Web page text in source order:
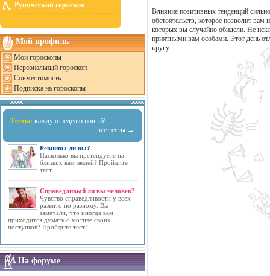
Рунический гороскоп
Мой профиль
Мои гороскопы
Персональный гороскоп
Совместимость
Подписка на гороскопы
Тесты: каждую неделю новый!
все тесты →
Ревнивы ли вы?
Насколько вы претендуете на
близких вам людей? Пройдите
тест.
Справедливый ли вы человек?
Чувство справедливости у всех
развито по разному. Вы
замечали, что иногда вам
приходится думать о мотиве своих
поступков? Пройдите тест!
На форуме
Влияние позитивных тенденций
обстоятельств, которое позволит
которых вы случайно обидели. Не
приятными вам особами. Этот день
кругу.